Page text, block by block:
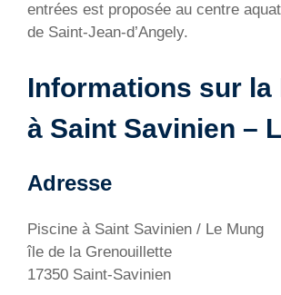
entrées est proposée au centre
de Saint-Jean-d’Angely.
Informations sur la
à Saint Savinien –
Adresse
Piscine à Saint Savinien / Le Mung
île de la Grenouillette
17350 Saint-Savinien